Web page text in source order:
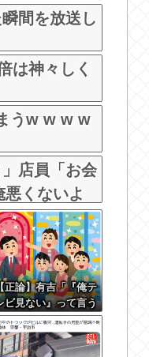
間を放送し
は神々しく
うw w w w
店員「お会
くないよ
正論】有吉「『俺テ
ビ見ない』って言う
おかしいだろ。団子
で『団子食べない』
て言うか？」